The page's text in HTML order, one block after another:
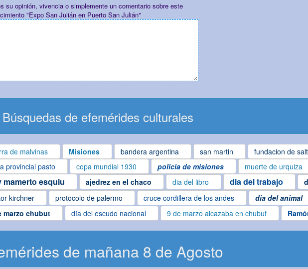
su opinión, vivencia o simplemente un comentario sobre este
"Expo San Julián en Puerto San Julián"
Búsquedas de efemérides culturales
de malvinas Misiones bandera argentina san martin fundacion de
provincial pasto
copa mundial 1930 policia de misiones muerte de urquiza
mamerto esquiu ajedrez en el chaco dia del libro dia del trabajo
kirchner
protocolo de palermo cruce cordillera de los andes dia del animal
marzo chubut día del escudo nacional 9 de marzo alcazaba en chubut
de mañana 8 de Agosto